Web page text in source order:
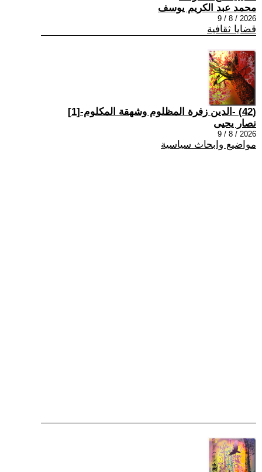
محمد عبد الكريم يوسف
2026 / 8 / 9
قضايا ثقافية
(42) -الدين زفرة المظلوم وشهقة المكلوم-[1]
نصار يحيى
2026 / 8 / 9
مواضيع وابحاث سياسية